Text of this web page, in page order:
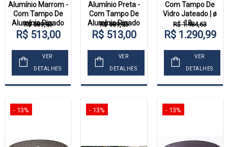
Alumínio Marrom -
Com Tampo De
Alumínio Ripado
R$ 589,95
R$ 513,00
VER
DETALHES
Alumínio Preta -
Com Tampo De
Alumínio Ripado
R$ 589,95
R$ 513,00
VER
DETALHES
Com Tampo De
Vidro Jateado | ø
10...
R$ 1.484,63
R$ 1.290,99
VER
DETALHES
- 13% - 13% - 13%